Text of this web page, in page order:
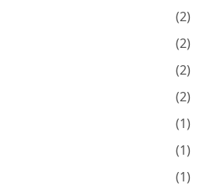
(2)
(2)
(2)
(2)
(1)
(1)
(1)